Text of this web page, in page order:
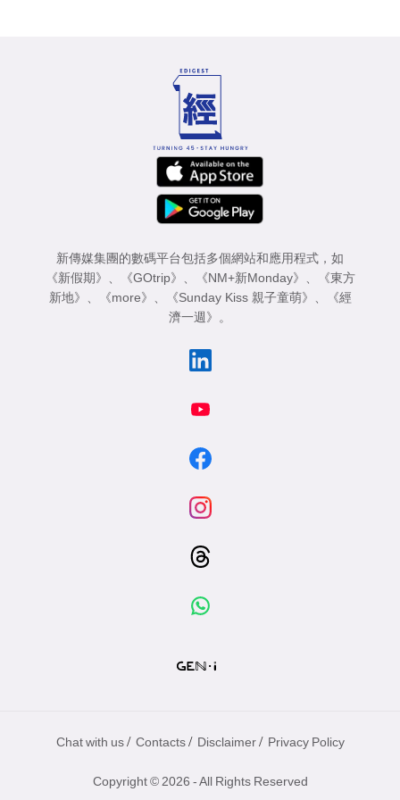
新傳媒集團的數碼平台包括多個網站和應用程式，如
《新假期》
《GOtrip》 《NM+新Monday》
《東方
新地》
《more》 《Sunday Kiss 親子童萌》
《經
濟一週》
。
Chat with us / Contacts / Disclaimer / Privacy Policy
Copyright © 2026 - All Rights Reserved